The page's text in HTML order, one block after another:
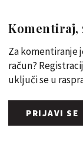
Komentiraj,
Za komentiranje
račun?
uključi se u
PRIJAVI SE